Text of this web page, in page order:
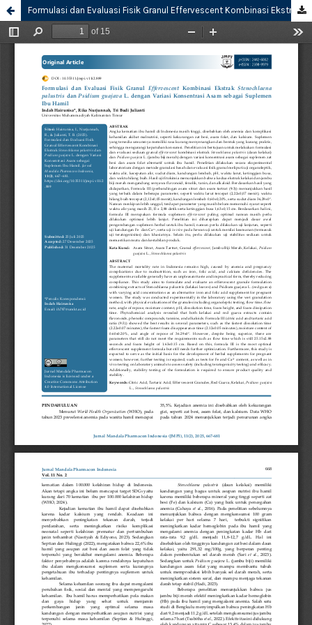
Formulasi dan Evaluasi Fisik Granul Effervescent Kombinasi Ekstrak Stenochlaena palustris dan Psidium guajava L. dengan Variasi Konsentrasi Asam sebagai Suplemen Ibu Hamil